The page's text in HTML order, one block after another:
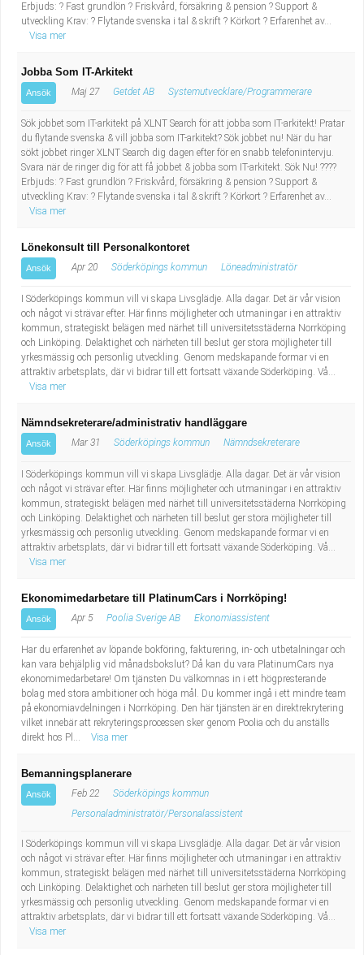
Erbjuds: ? Fast grundlön ? Friskvård, försäkring & pension ? Support &
utveckling Krav: ? Flytande svenska i tal & skrift ? Körkort ? Erfarenhet av...
Visa mer
Jobba Som IT-Arkitekt
Ansök Maj 27 Getdet AB Systemutvecklare/Programmerare
Sök jobbet som IT-arkitekt på XLNT Search för att jobba som IT-arkitekt! Pratar
du flytande svenska & vill jobba som IT-arkitekt? Sök jobbet nu! När du har
sökt jobbet ringer XLNT Search dig dagen efter för en snabb telefonintervju.
Svara när de ringer dig för att få jobbet & jobba som IT-arkitekt. Sök Nu! ????
Erbjuds: ? Fast grundlön ? Friskvård, försäkring & pension ? Support &
utveckling Krav: ? Flytande svenska i tal & skrift ? Körkort ? Erfarenhet av...
Visa mer
Lönekonsult till Personalkontoret
Ansök Apr 20 Söderköpings kommun Löneadministratör
I Söderköpings kommun vill vi skapa Livsglädje. Alla dagar. Det är vår vision
och något vi strävar efter. Här finns möjligheter och utmaningar i en attraktiv
kommun, strategiskt belägen med närhet till universitetsstäderna Norrköping
och Linköping. Delaktighet och närheten till beslut ger stora möjligheter till
yrkesmässig och personlig utveckling. Genom medskapande formar vi en
attraktiv arbetsplats, där vi bidrar till ett fortsatt växande Söderköping. Vå...
Visa mer
Nämndsekreterare/administrativ handläggare
Ansök Mar 31 Söderköpings kommun Nämndsekreterare
I Söderköpings kommun vill vi skapa Livsglädje. Alla dagar. Det är vår vision
och något vi strävar efter. Här finns möjligheter och utmaningar i en attraktiv
kommun, strategiskt belägen med närhet till universitetsstäderna Norrköping
och Linköping. Delaktighet och närheten till beslut ger stora möjligheter till
yrkesmässig och personlig utveckling. Genom medskapande formar vi en
attraktiv arbetsplats, där vi bidrar till ett fortsatt växande Söderköping. Vå...
Visa mer
Ekonomimedarbetare till PlatinumCars i Norrköping!
Ansök Apr 5 Poolia Sverige AB Ekonomiassistent
Har du erfarenhet av löpande bokföring, fakturering, in- och utbetalningar och
kan vara behjälplig vid månadsbokslut? Då kan du vara PlatinumCars nya
ekonomimedarbetare! Om tjänsten Du välkomnas in i ett högpresterande
bolag med stora ambitioner och höga mål. Du kommer ingå i ett mindre team
på ekonomiavdelningen i Norrköping. Den här tjänsten är en direktrekrytering
vilket innebär att rekryteringsprocessen sker genom Poolia och du anställs
direkt hos Pl...
Visa mer
Bemanningsplanerare
Ansök Feb 22
Söderköpings kommun
Personaladministratör/Personalassistent
I Söderköpings kommun vill vi skapa Livsglädje. Alla dagar. Det är vår vision
och något vi strävar efter. Här finns möjligheter och utmaningar i en attraktiv
kommun, strategiskt belägen med närhet till universitetsstäderna Norrköping
och Linköping. Delaktighet och närheten till beslut ger stora möjligheter till
yrkesmässig och personlig utveckling. Genom medskapande formar vi en
attraktiv arbetsplats, där vi bidrar till ett fortsatt växande Söderköping. Vå...
Visa mer